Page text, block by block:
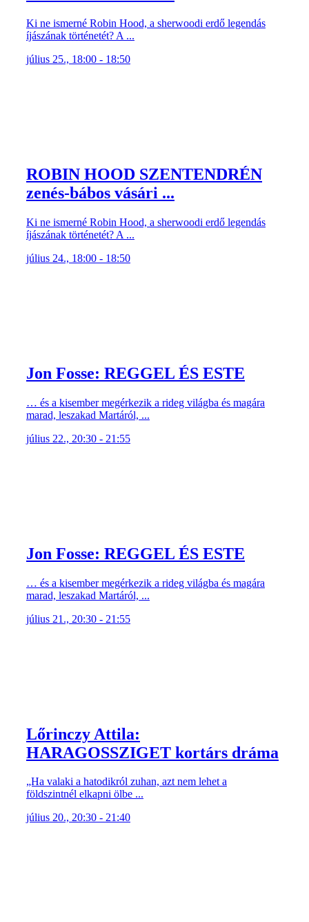
Ki ne ismerné Robin Hood, a sherwoodi erdő legendás
íjászának történetét? A ...
július 25., 18:00 - 18:50
ROBIN HOOD SZENTENDRÉN
zenés-bábos vásári ...
Ki ne ismerné Robin Hood, a sherwoodi erdő legendás
íjászának történetét? A ...
július 24., 18:00 - 18:50
Jon Fosse: REGGEL ÉS ESTE
… és a kisember megérkezik a rideg világba és magára
marad, leszakad Martáról, ...
július 22., 20:30 - 21:55
Jon Fosse: REGGEL ÉS ESTE
… és a kisember megérkezik a rideg világba és magára
marad, leszakad Martáról, ...
július 21., 20:30 - 21:55
Lőrinczy Attila:
HARAGOSSZIGET kortárs dráma
„Ha valaki a hatodikról zuhan, azt nem lehet a
földszintnél elkapni ölbe ...
július 20., 20:30 - 21:40